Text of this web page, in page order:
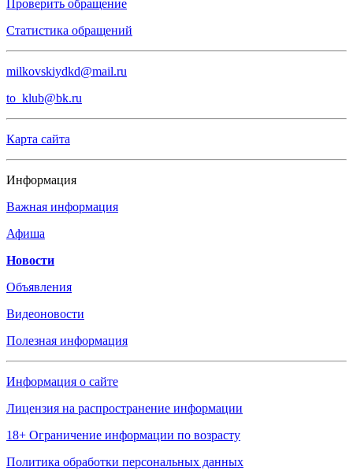
Проверить обращение
Статистика обращений
milkovskiydkd@mail.ru
to_klub@bk.ru
Карта сайта
Информация
Важная информация
Афиша
Новости
Объявления
Видеоновости
Полезная информация
Информация о сайте
Лицензия на распространение информации
18+ Ограничение информации по возрасту
Политика обработки персональных данных